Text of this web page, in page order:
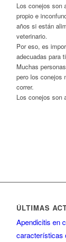
Los conejos son
propio e
años si están
veterinario.
Por eso, es
adecuadas para
Muchas
pero los conejos
correr.
Los conejos son
ÚLTIMAS
Apendicitis en
características